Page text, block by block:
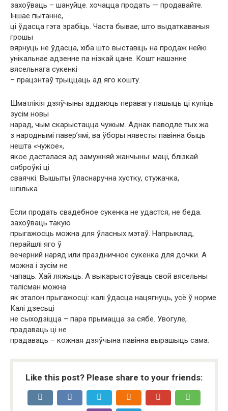
захоўваць – шануйце. хочацца продать — продавайте.
Іншае пытанне,
ці ўдасца гэта зрабіць. Часта бывае, што выдаткаваныя
грошы
вярнуць не ўдасца, хіба што выставіць на продаж нейкі
унікальнае адзенне па нізкай цане. Кошт нашэнне
вясельнага сукенкі
– працэнтаў трыццаць ад яго кошту.
Шматлікія дзяўчыны аддаюць перавагу пашыць ці купіць
зусім новы
нарад, чым скарыстацца чужым. Аднак паводле тых жа
з народнымі павер’ямі, ва ўборы нявесты павінна быць
нешта «чужое»,
якое дасталася ад замужняй жанчыны: маці, блізкай
сяброўкі ці
сваячкі. Вышыты ўласнаручна хустку, стужачка,
шпілька.
Если продать свадебное сукенка не удастся, не беда.
захоўваць такую
прыгажосць можна для ўласных мэтаў. Напрыклад,
перайшлі яго ў
вечерний наряд или праздничное сукенка для дочки. А
можна і зусім не
чапаць. Хай ляжыць. А выкарыстоўваць свой вясельны
талісман можна
як эталон прыгажосці: калі ўдасца нацягнуць, усё ў норме.
Калі дзесьці
не сыходзіцца – пара прымацца за сябе. Увогуле,
прадаваць ці не
прадаваць – кожная дзяўчына павінна вырашыць сама.
Like this post? Please share to your friends: